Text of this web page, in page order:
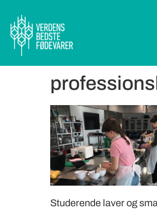
Studerende laver og